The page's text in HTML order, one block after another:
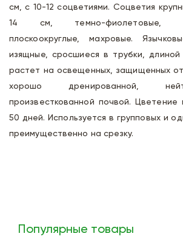
см, с 10-12 соцветиями. Соцветия
14 см, темно-фиолетовые,
плоскоокруглые, махровые.
изящные, сросшиеся в трубки,
растет на освещенных, защищенных
хорошо дренированной,
произвесткованной почвой. Цветение
50 дней. Используется в групповых и
преимущественно на срезку.
Популярные товары